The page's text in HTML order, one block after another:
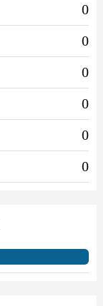
0
0
0
0
0
0